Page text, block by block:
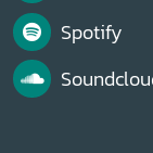
Spotify